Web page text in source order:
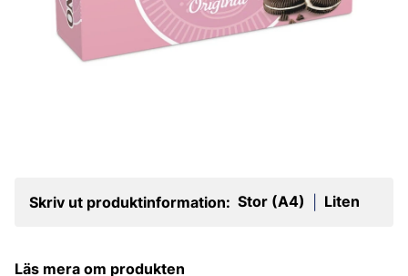
Skriv ut produktinformation: Stor (A4) Liten
Läs mera om produkten